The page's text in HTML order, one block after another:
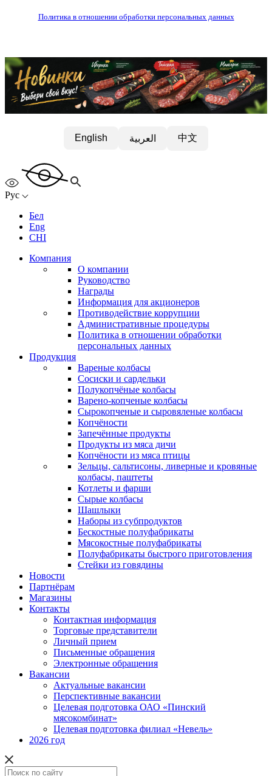
Политика в отношении обработки персональных данных
English العربية 中文
Рус
Бел
Eng
CHI
Компания
О компании
Руководство
Награды
Информация для акционеров
Противодействие коррупции
Административные процедуры
Политика в отношении обработки
персональных данных
Продукция
Вареные колбасы
Сосиски и сардельки
Полукопчёные колбасы
Варено-копченые колбасы
Сырокопченые и сыровяленые колбасы
Копчёности
Запечённые продукты
Продукты из мяса дичи
Копчёности из мяса птицы
Зельцы, сальтисоны, ливерные и кровяные
колбасы, паштеты
Котлеты и фарши
Сырые колбасы
Шашлыки
Наборы из субпродуктов
Бескостные полуфабрикаты
Мясокостные полуфабрикаты
Полуфабрикаты быстрого приготовления
Стейки из говядины
Новости
Партнёрам
Магазины
Контакты
Контактная информация
Торговые представители
Личный прием
Письменные обращения
Электронные обращения
Вакансии
Актуальные вакансии
Перспективные вакансии
Целевая подготовка ОАО «Пинский
мясокомбинат»
Целевая подготовка филиал «Невель»
2026 год